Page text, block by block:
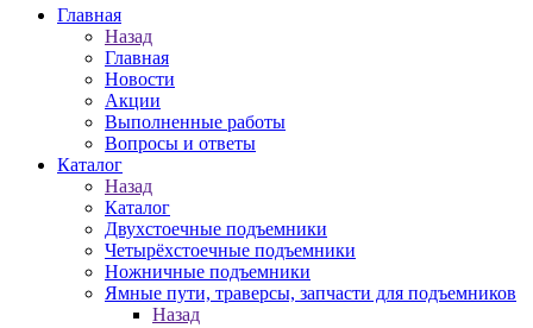
Главная
Назад
Главная
Новости
Акции
Выполненные работы
Вопросы и ответы
Каталог
Назад
Каталог
Двухстоечные подъемники
Четырёхстоечные подъемники
Ножничные подъемники
Ямные пути, траверсы, запчасти для подъемников
Назад